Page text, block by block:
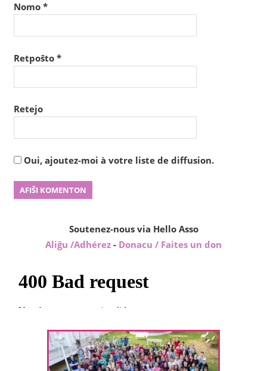
Nomo *
Retpoŝto *
Retejo
Oui, ajoutez-moi à votre liste de diffusion.
Soutenez-nous via Hello Asso
Aliĝu /Adhérez - Donacu / Faites un don